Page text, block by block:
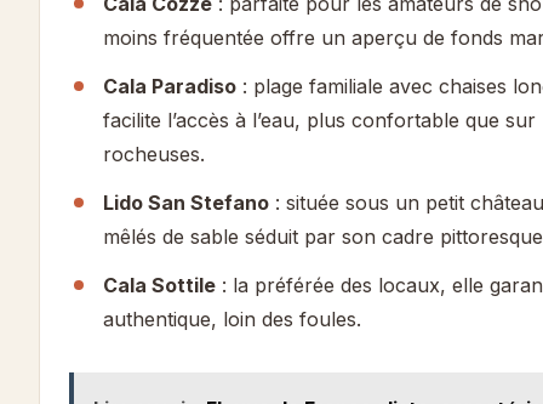
moins fréquentée offre un aperçu de fonds
Cala Paradiso : plage familiale avec chaises
facilite l’accès à l’eau, plus confortable que
rocheuses.
Lido San Stefano : située sous un petit
mêlés de sable séduit par son cadre
Cala Sottile : la préférée des locaux, elle
authentique, loin des foules.